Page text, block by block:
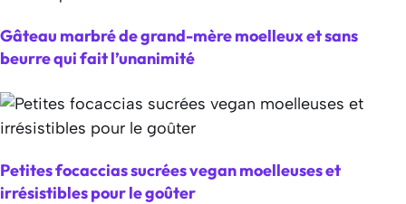
Gâteau marbré de grand-mère moelleux et sans
beurre qui fait l’unanimité
Petites focaccias sucrées vegan moelleuses et
irrésistibles pour le goûter